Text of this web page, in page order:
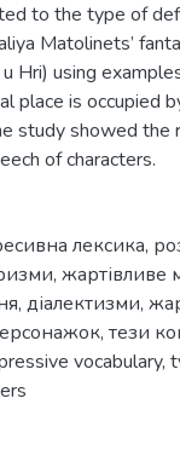
to the type of
Matolinets’
Hri) using
place is occupied
study showed
of characters.
лексика,
, жартівливе
, діалектизми,
, тези
vocabulary,